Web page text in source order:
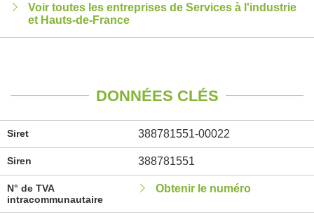
Voir toutes les entreprises de Services à l'industrie
et Hauts-de-France
DONNÉES CLÉS
Siret 388781551-00022
Siren 388781551
N° de TVA
intracommunautaire
Obtenir le numéro